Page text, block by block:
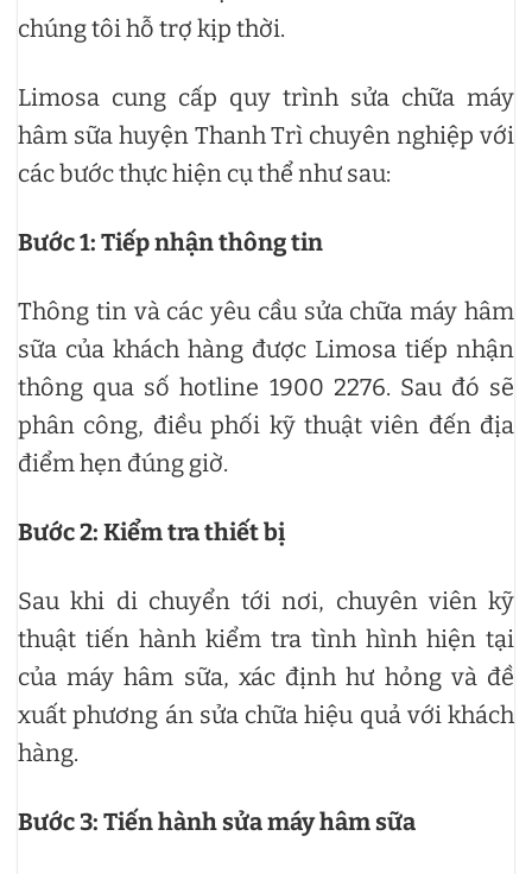
chúng tôi hỗ trợ kịp thời.
Limosa cung cấp quy trình sửa chữa máy
hâm sữa huyện Thanh Trì chuyên nghiệp với
các bước thực hiện cụ thể như sau:
Bước 1: Tiếp nhận thông tin
Thông tin và các yêu cầu sửa chữa máy hâm
sữa của khách hàng được Limosa tiếp nhận
thông qua số hotline 1900 2276. Sau đó sẽ
phân công, điều phối kỹ thuật viên đến địa
điểm hẹn đúng giờ.
Bước 2: Kiểm tra thiết bị
Sau khi di chuyển tới nơi, chuyên viên kỹ
thuật tiến hành kiểm tra tình hình hiện tại
của máy hâm sữa, xác định hư hỏng và đề
xuất phương án sửa chữa hiệu quả với khách
hàng.
Bước 3: Tiến hành sửa máy hâm sữa